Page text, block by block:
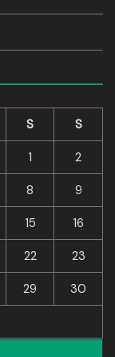
S S
1 2
8 9
15 16
22 23
29 30